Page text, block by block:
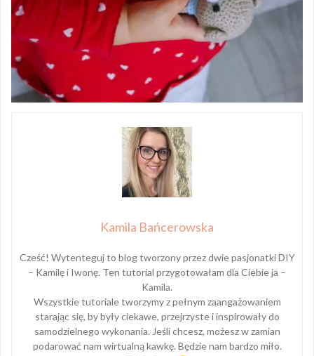
Kamila Bańcerowska
Cześć! Wytenteguj to blog tworzony przez dwie pasjonatki DIY
– Kamilę i Iwonę. Ten tutorial przygotowałam dla Ciebie ja –
Kamila.
Wszystkie tutoriale tworzymy z pełnym zaangażowaniem
starając się, by były ciekawe, przejrzyste i inspirowały do
samodzielnego wykonania. Jeśli chcesz, możesz w zamian
podarować nam wirtualną kawkę. Będzie nam bardzo miło.